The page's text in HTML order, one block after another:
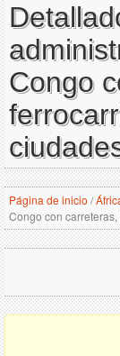
Congo
Página de inicio /
Congo con